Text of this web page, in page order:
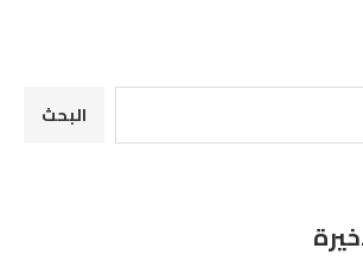
البحث